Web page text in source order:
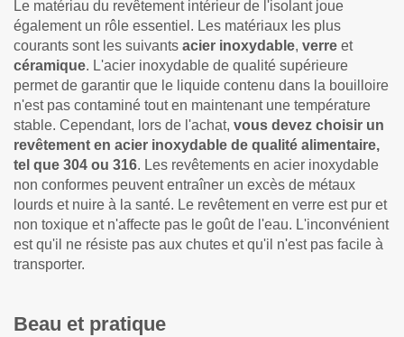
Le matériau du revêtement intérieur de l'isolant joue
également un rôle essentiel. Les matériaux les plus
courants sont les suivants acier inoxydable, verre et
céramique. L'acier inoxydable de qualité supérieure
permet de garantir que le liquide contenu dans la bouilloire
n'est pas contaminé tout en maintenant une température
stable. Cependant, lors de l'achat, vous devez choisir un
revêtement en acier inoxydable de qualité alimentaire,
tel que 304 ou 316. Les revêtements en acier inoxydable
non conformes peuvent entraîner un excès de métaux
lourds et nuire à la santé. Le revêtement en verre est pur et
non toxique et n'affecte pas le goût de l'eau. L'inconvénient
est qu'il ne résiste pas aux chutes et qu'il n'est pas facile à
transporter.
Beau et pratique